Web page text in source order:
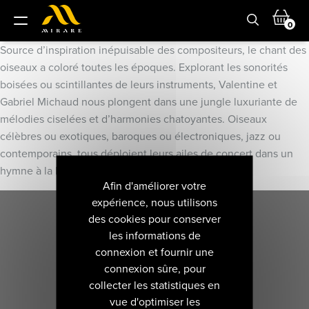
0
Source d’inspiration inépuisable des compositeurs, le chant des
oiseaux a coloré toutes les époques. Explorant les sonorités
boisées ou scintillantes de leurs instruments, Valentine et
Gabriel Michaud nous plongent dans une jungle luxuriante de
mélodies ciselées et d’harmonies chatoyantes. Oiseaux
célèbres ou exotiques, baroques ou électroniques, jazz ou
contemporains, tous déploient leurs ailes de concert dans un
hymne à la liberté et la diversité musicale.
Afin d'améliorer votre
expérience, nous utilisons
des cookies pour conserver
les informations de
connexion et fournir une
connexion sûre, pour
collecter les statistiques en
vue d'optimiser les